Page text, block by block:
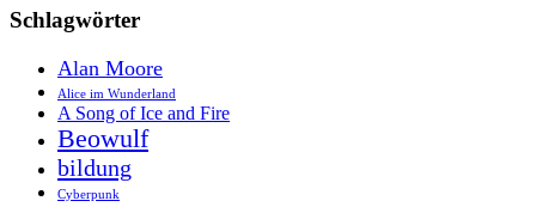
Schlagwörter
Alan Moore
Alice im Wunderland
A Song of Ice and Fire
Beowulf
bildung
Cyberpunk